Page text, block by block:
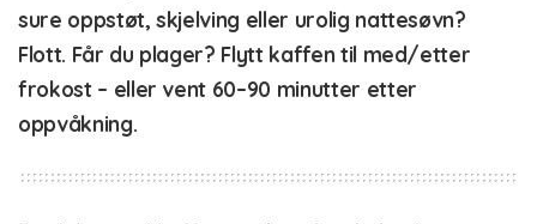
sure oppstøt, skjelving eller urolig nattesøvn?
Flott. Får du plager? Flytt kaffen til med/etter
frokost– eller vent 60–90 minutter etter
oppvåkning.